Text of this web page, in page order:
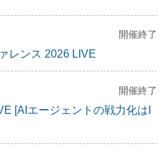
開催終了
レンス 2026 LIVE
開催終了
[AIエージェントの戦力化はI